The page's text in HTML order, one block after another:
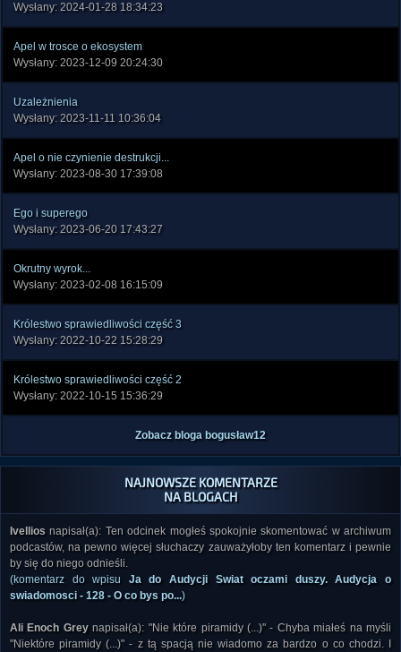
Wysłany: 2024-01-28 18:34:23
Apel w trosce o ekosystem
Wysłany: 2023-12-09 20:24:30
Uzależnienia
Wysłany: 2023-11-11 10:36:04
Apel o nie czynienie destrukcji...
Wysłany: 2023-08-30 17:39:08
Ego i superego
Wysłany: 2023-06-20 17:43:27
Okrutny wyrok...
Wysłany: 2023-02-08 16:15:09
Królestwo sprawiedliwości część 3
Wysłany: 2022-10-22 15:28:29
Królestwo sprawiedliwości część 2
Wysłany: 2022-10-15 15:36:29
Zobacz bloga bogusław12
NAJNOWSZE KOMENTARZE
NA BLOGACH
Ivellios napisał(a): Ten odcinek mogłeś spokojnie skomentować w archiwum
podcastów, na pewno więcej słuchaczy zauważyłoby ten komentarz i pewnie
by się do niego odnieśli.
(komentarz do wpisu Ja do Audycji Swiat oczami duszy. Audycja o
swiadomosci - 128 - O co bys po...)
Ali Enoch Greynapisał(a): "Nie które piramidy (...)" - Chyba miałeś na myśli
"Niektóre piramidy (...)" - z tą spacją nie wiadomo za bardzo o co chodzi. I